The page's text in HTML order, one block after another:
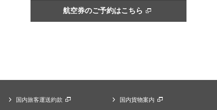
航空券のご予約はこちら
国内旅客運送約款
国内貨物案内